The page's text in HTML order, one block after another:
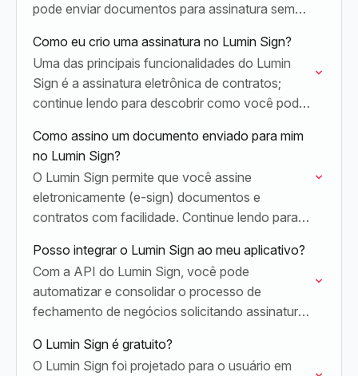
pode enviar documentos para assinatura sem
Como eu crio uma assinatura no Lumin Sign?
Uma das principais funcionalidades do Lumin
Sign é a assinatura eletrônica de contratos;
continue lendo para descobrir como você pode
Como assino um documento enviado para mim
no Lumin Sign?
O Lumin Sign permite que você assine
eletronicamente (e-sign) documentos e
contratos com facilidade. Continue lendo para
enviado para você.
Posso integrar o Lumin Sign ao meu aplicativo?
Com a API do Lumin Sign, você pode
automatizar e consolidar o processo de
fechamento de negócios solicitando assinaturas
conclusão.
O Lumin Sign é gratuito?
O Lumin Sign foi projetado para o usuário em